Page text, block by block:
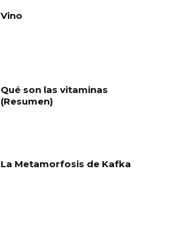
Vino
Qué son las vitaminas
(Resumen)
La Metamorfosis de Kafka